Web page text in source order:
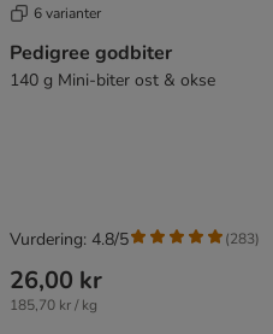
6 varianter
Pedigree godbiter
140 g Mini-biter ost & okse
26,00 kr
185,70 kr / kg
Vurdering: 4.8/5 (283)